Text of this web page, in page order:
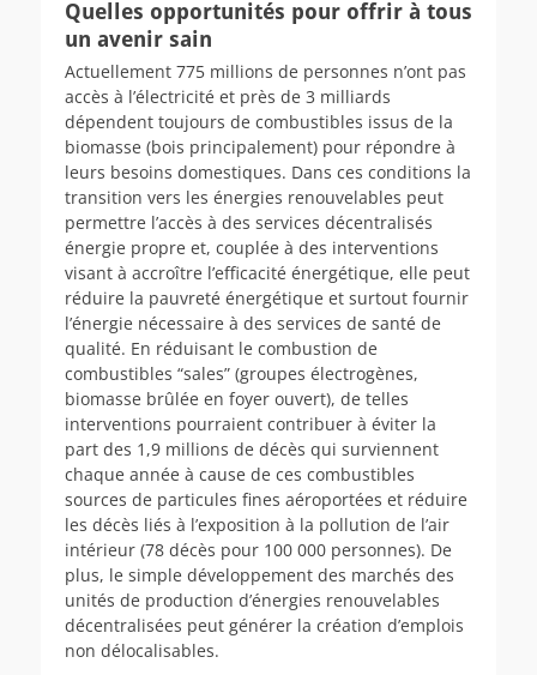
Quelles opportunités pour offrir à tous
un avenir sain
Actuellement 775 millions de personnes n’ont pas
accès à l’électricité et près de 3 milliards
dépendent toujours de combustibles issus de la
biomasse (bois principalement) pour répondre à
leurs besoins domestiques. Dans ces conditions la
transition vers les énergies renouvelables peut
permettre l’accès à des services décentralisés
énergie propre et, couplée à des interventions
visant à accroître l’efficacité énergétique, elle peut
réduire la pauvreté énergétique et surtout fournir
l’énergie nécessaire à des services de santé de
qualité. En réduisant le combustion de
combustibles “sales” (groupes électrogènes,
biomasse brûlée en foyer ouvert), de telles
interventions pourraient contribuer à éviter la
part des 1,9 millions de décès qui surviennent
chaque année à cause de ces combustibles
sources de particules fines aéroportées et réduire
les décès liés à l’exposition à la pollution de l’air
intérieur (78 décès pour 100 000 personnes). De
plus, le simple développement des marchés des
unités de production d’énergies renouvelables
décentralisées peut générer la création d’emplois
non délocalisables.